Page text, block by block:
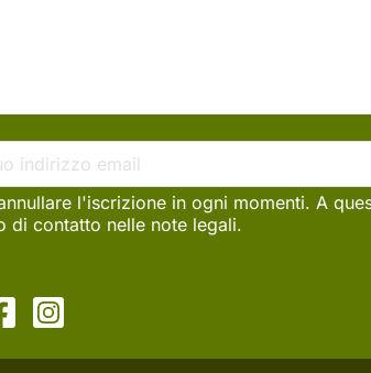
l'iscrizione in ogni momenti. A
di contatto nelle note legali.